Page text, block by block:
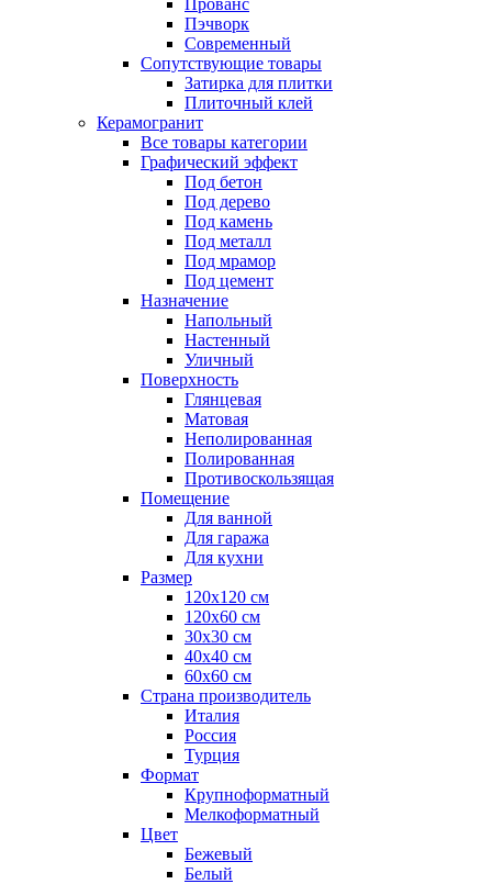
Прованс
Пэчворк
Современный
Сопутствующие товары
Затирка для плитки
Плиточный клей
Керамогранит
Все товары категории
Графический эффект
Под бетон
Под дерево
Под камень
Под металл
Под мрамор
Под цемент
Назначение
Напольный
Настенный
Уличный
Поверхность
Глянцевая
Матовая
Неполированная
Полированная
Противоскользящая
Помещение
Для ванной
Для гаража
Для кухни
Размер
120x120 см
120x60 см
30x30 см
40x40 см
60x60 см
Страна производитель
Италия
Россия
Турция
Формат
Крупноформатный
Мелкоформатный
Цвет
Бежевый
Белый